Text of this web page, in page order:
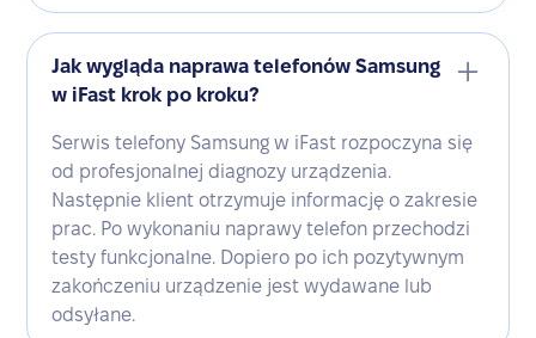
Jak wygląda naprawa telefonów Samsung
w iFast krok po kroku?
Serwis telefony Samsung w iFast rozpoczyna się
od profesjonalnej diagnozy urządzenia.
Następnie klient otrzymuje informację o zakresie
prac. Po wykonaniu naprawy telefon przechodzi
testy funkcjonalne. Dopiero po ich pozytywnym
zakończeniu urządzenie jest wydawane lub
odsyłane.